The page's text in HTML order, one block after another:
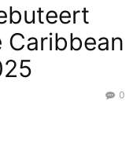
Caribbean
0